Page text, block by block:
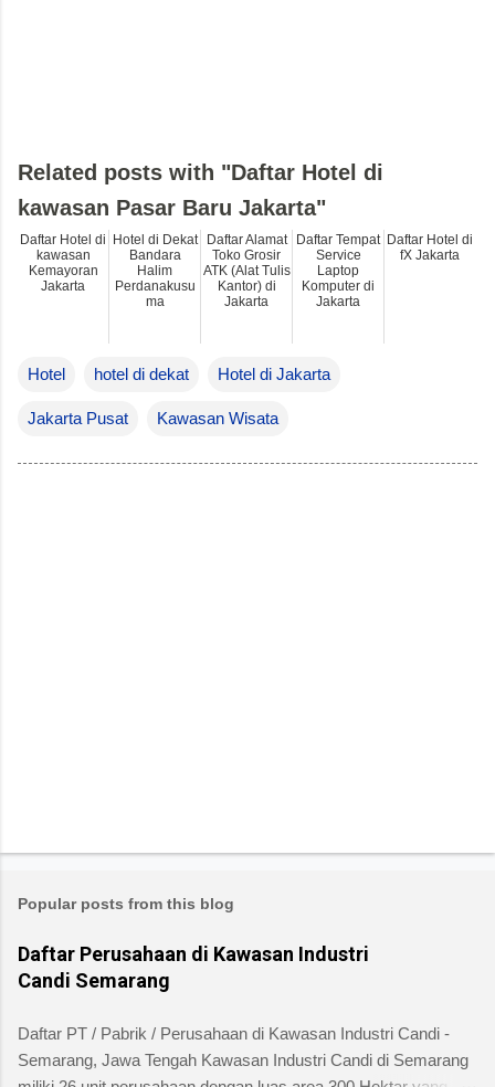
Hotel hotel di dekat Hotel di Jakarta
Jakarta Pusat Kawasan Wisata
Related posts with "Daftar Hotel di
kawasan Pasar Baru Jakarta"
Daftar Hotel di
kawasan
Kemayoran
Jakarta
Hotel di Dekat
Bandara
Halim
Perdanakusu
ma
Daftar Alamat
Toko Grosir
ATK (Alat Tulis
Kantor) di
Jakarta
Daftar Tempat
Service
Laptop
Komputer di
Jakarta
Daftar Hotel di
fX Jakarta
Popular posts from this blog
Daftar Perusahaan di Kawasan Industri
Candi Semarang
Daftar PT / Pabrik / Perusahaan di Kawasan Industri Candi -
Semarang, Jawa Tengah Kawasan Industri Candi di Semarang